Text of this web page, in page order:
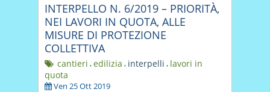
INTERPELLO N. 6/2019 – PRIORITÀ,
NEI LAVORI IN QUOTA, ALLE
MISURE DI PROTEZIONE
COLLETTIVA
cantieri ,edilizia , interpelli , lavori in
quota
Ven 25 Ott 2019